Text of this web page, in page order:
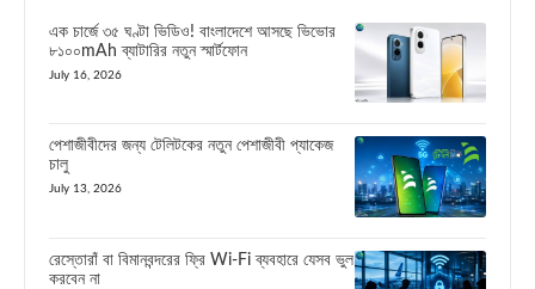
এক চার্জে ৩৫ ঘণ্টা ভিডিও! বাংলাদেশে আসছে ভিভোর
৮১০০mAh ব্যাটারির নতুন স্মার্টফোন
July 16, 2026
পেশাজীবীদের জন্য টেলিটকের নতুন পেশাজীবী প্যাকেজ
চালু
July 13, 2026
রেস্তোরাঁ বা বিমানবন্দরের ফ্রি Wi-Fi ব্যবহারে যেসব ভুল
করবেন না